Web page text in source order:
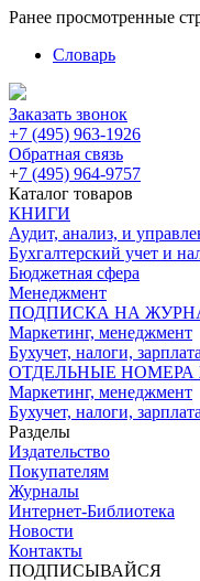
Ранее просмотренные
Словарь
Заказать звонок
+7 (495) 963-1926
Обратная связь
+7 (495) 964-9757
Каталог товаров
КНИГИ
Аудит, анализ, и
Бухгалтерский учет и
Бюджетная сфера
Менеджмент
ПОДПИСКА НА
Маркетинг, менеджмент
Бухучет, налоги, зарплата
ОТДЕЛЬНЫЕ
Маркетинг, менеджмент
Бухучет, налоги, зарплата
Разделы
Издательство
Покупателям
Журналы
Интернет-Библиотека
Новости
Контакты
ПОДПИСЫВАЙСЯ